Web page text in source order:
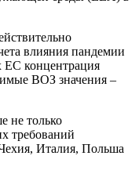
влияния пандемии
ЕС концентрация
ВОЗ значения –
не только
требований
Италия, Польша